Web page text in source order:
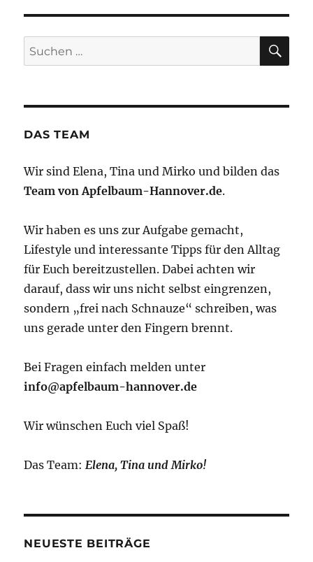
Suchen
nach:
DAS TEAM
Wir sind Elena, Tina und Mirko und bilden das
Team von Apfelbaum-Hannover.de.
Wir haben es uns zur Aufgabe gemacht,
Lifestyle und interessante Tipps für den Alltag
für Euch bereitzustellen. Dabei achten wir
darauf, dass wir uns nicht selbst eingrenzen,
sondern „frei nach Schnauze“ schreiben, was
uns gerade unter den Fingern brennt.
Bei Fragen einfach melden unter
info@apfelbaum-hannover.de
Wir wünschen Euch viel Spaß!
Das Team:Elena, Tina und Mirko!
NEUESTE BEITRÄGE